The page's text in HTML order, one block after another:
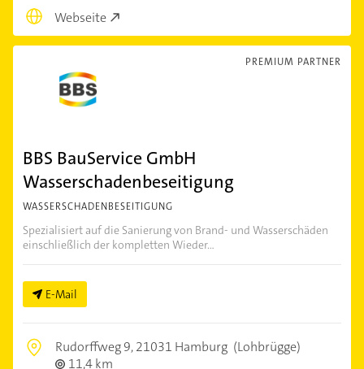
Webseite
PREMIUM PARTNER
BBS BauService GmbH
Wasserschadenbeseitigung
WASSERSCHADENBESEITIGUNG
Spezialisiert auf die Sanierung von Brand- und Wasserschäden
einschließlich der kompletten Wieder...
E-Mail
Rudorffweg 9,21031 Hamburg (Lohbrügge)
11,4 km